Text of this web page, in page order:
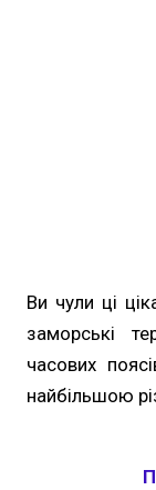
Ви чули ці
заморські
часових
найбільшою